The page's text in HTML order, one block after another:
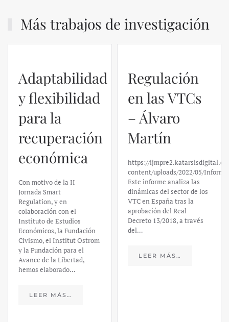
Más trabajos de investigación
Adaptabilidad
y flexibilidad
para la
recuperación
económica
Con motivo de la II
Jornada Smart
Regulation, y en
colaboración con el
Instituto de Estudios
Económicos, la Fundación
Civismo, el Institut Ostrom
y la Fundación para el
Avance de la Libertad,
hemos elaborado…
LEER MÁS…
Regulación
en las VTCs
– Álvaro
Martín
https://
content/uploads/2022/05/
Este informe analiza las
dinámicas del sector de los
VTC en España tras la
aprobación del Real
Decreto 13/2018, a través
del…
LEER MÁS…